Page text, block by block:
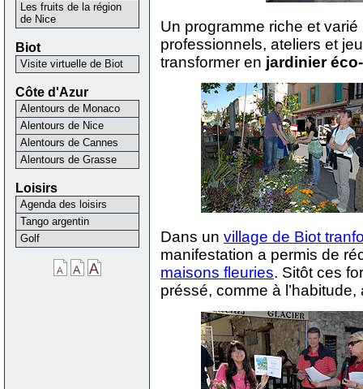
Un programme riche et
professionnels, ateliers et
transformer en jardinier
Dans un village de Biot
manifestation a permis de
maisons fleuries. Sitôt ces
préssé, comme à l’habitude,
Les fruits de la région
de Nice
Biot
Visite virtuelle de Biot
Côte d'Azur
Alentours de Monaco
Alentours de Nice
Alentours de Cannes
Alentours de Grasse
Loisirs
Agenda des loisirs
Tango argentin
Golf